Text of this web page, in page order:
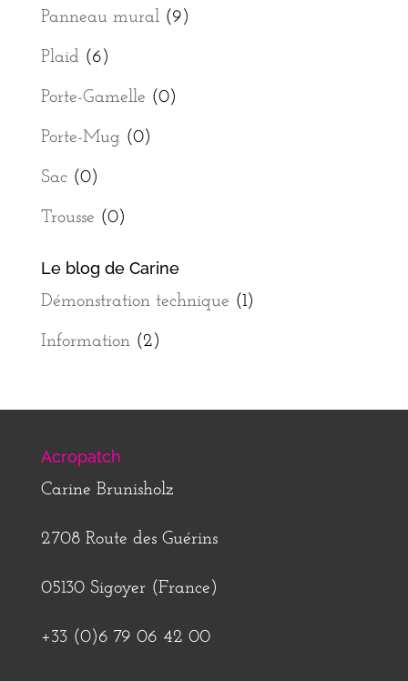
Panneau mural (9)
Plaid (6)
Porte-Gamelle (0)
Porte-Mug (0)
Sac (0)
Trousse (0)
Le blog de Carine
Démonstration technique (1)
Information(2)
Acropatch
Carine Brunisholz
2708 Route des Guérins
05130 Sigoyer (France)
+33 (0)6 79 06 42 00